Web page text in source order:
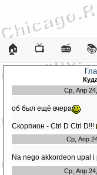
🏠 📺 📻 📚
Ср, Апр
об был ещё вчера
Скорпион - Ctrl D Ctrl D!!!
Ср, Апр
Na nego akkordeon upal i
Ср, Апр